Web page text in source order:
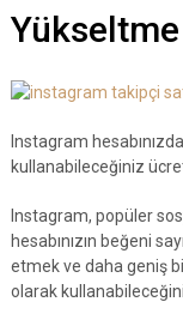
Yükseltme
Instagram
kullanabileceğiniz
Instagram, popüler
hesabınızın beğeni
etmek ve daha geniş
olarak